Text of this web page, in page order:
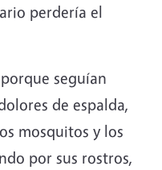
perdería el
seguían
de espalda,
mosquitos y los
por sus rostros,